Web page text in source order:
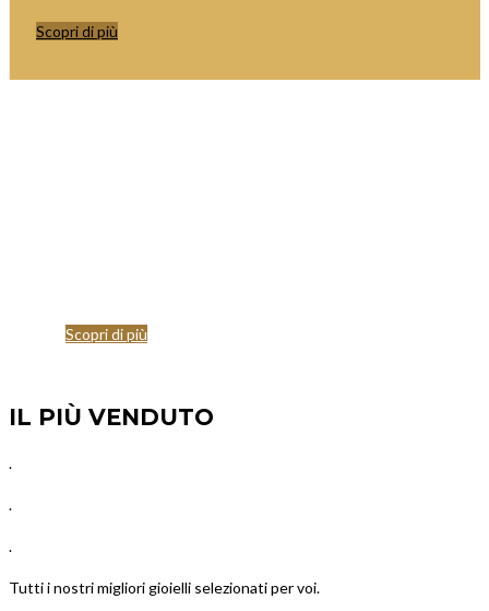
Scopri di più
IL PIÙ VENDUTO
.
.
.
Tutti i nostri migliori gioielli selezionati per voi.
Scopri di più